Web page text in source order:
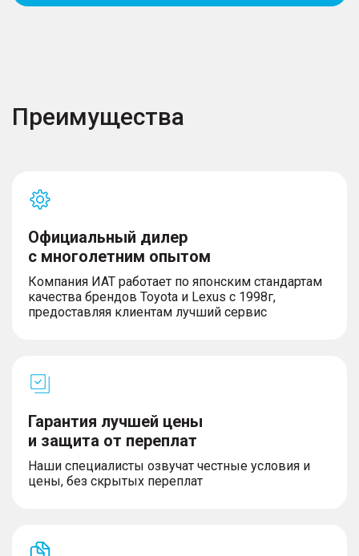
Преимущества
Официальный дилер
с многолетним опытом
Компания ИАТ работает по японским стандартам
качества брендов Toyota и Lexus с 1998г,
предоставляя клиентам лучший сервис
Гарантия лучшей цены
и защита от переплат
Наши специалисты озвучат честные условия и
цены, без скрытых переплат